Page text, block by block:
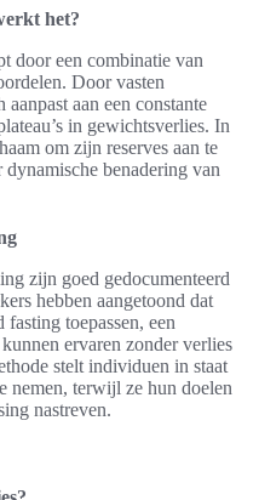
het?
door een combinatie van
Door vasten
aan een constante
in gewichtsverlies. In
om zijn reserves aan te
benadering van
zijn goed gedocumenteerd
hebben aangetoond dat
toepassen, een
ervaren zonder verlies
stelt individuen in staat
nemen, terwijl ze hun doelen
nastreven.